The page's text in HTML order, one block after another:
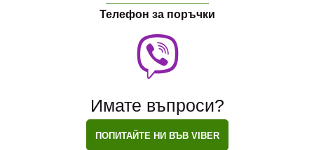
Телефон за поръчки
Имате въпроси?
ПОПИТАЙТЕ НИ ВЪВ VIBER